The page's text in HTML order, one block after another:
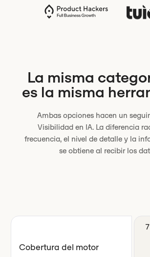
La misma
es la misma
Ambas opciones hacen un
Visibilidad en IA. La diferencia
frecuencia, el nivel de detalle y la
se obtiene al recibir los
Cobertura del motor